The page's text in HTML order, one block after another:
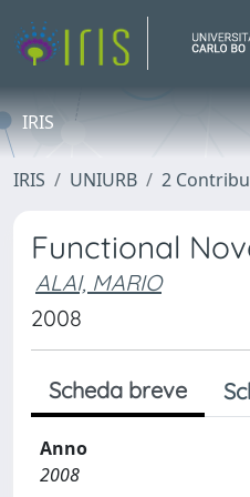
IRIS
IRIS UNIURB 2
Functional
ALAI, MARIO
2008
Scheda breve
Anno
2008